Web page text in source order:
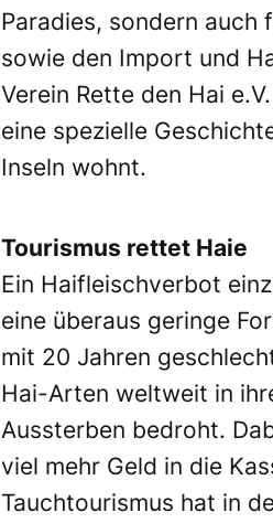
Paradies, sondern auch
sowie den Import und
Verein Rette den Hai
eine spezielle
Inseln wohnt.
Tourismus rettet Haie
Ein Haifleischverbot
eine überaus geringe
mit 20 Jahren
Hai-Arten weltweit in
Aussterben bedroht.
viel mehr Geld in die
Tauchtourismus hat in